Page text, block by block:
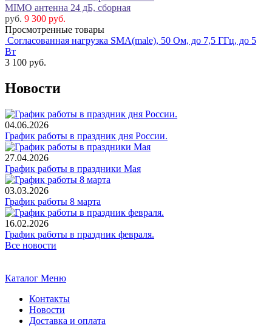
MIMO антенна 24 дБ, сборная
руб. 9 300 руб.
Просмотренные товары
Согласованная нагрузка SMA(male), 50 Ом, до 7,5 ГГц, до 5
Вт
3 100 руб.
Новости
04.06.2026
График работы в праздник дня России.
27.04.2026
График работы в праздники Мая
03.03.2026
График работы 8 марта
16.02.2026
График работы в праздник февраля.
Все новости
Каталог Меню
Контакты
Новости
Доставка и оплата